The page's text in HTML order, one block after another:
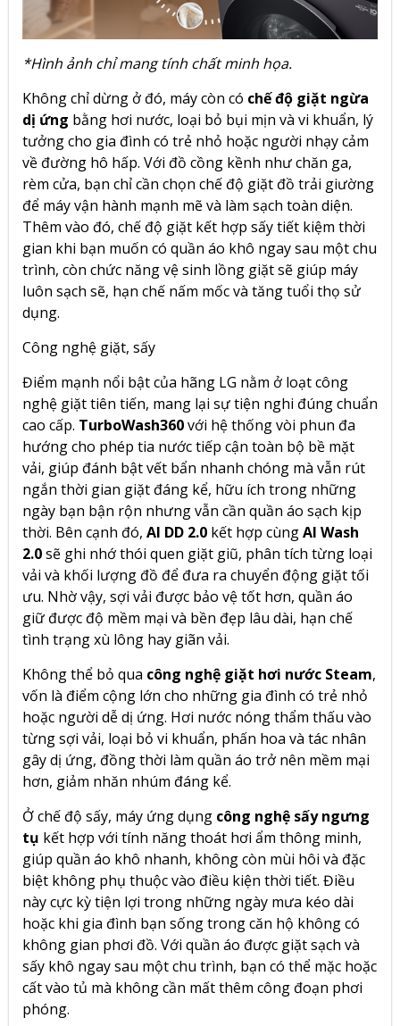
*Hình ảnh chỉ mang tính chất minh họa.
Không chỉ dừng ở đó, máy còn có chế độ giặt ngừa
dị ứng bằng hơi nước, loại bỏ bụi mịn và vi khuẩn, lý
tưởng cho gia đình có trẻ nhỏ hoặc người nhạy cảm
về đường hô hấp. Với đồ cồng kềnh như chăn ga,
rèm cửa, bạn chỉ cần chọn chế độ giặt đồ trải giường
để máy vận hành mạnh mẽ và làm sạch toàn diện.
Thêm vào đó, chế độ giặt kết hợp sấy tiết kiệm thời
gian khi bạn muốn có quần áo khô ngay sau một chu
trình, còn chức năng vệ sinh lồng giặt sẽ giúp máy
luôn sạch sẽ, hạn chế nấm mốc và tăng tuổi thọ sử
dụng.
Công nghệ giặt, sấy
Điểm mạnh nổi bật của hãng LG nằm ở loạt công
nghệ giặt tiên tiến, mang lại sự tiện nghi đúng chuẩn
cao cấp. TurboWash360với hệ thống vòi phun đa
hướng cho phép tia nước tiếp cận toàn bộ bề mặt
vải, giúp đánh bật vết bẩn nhanh chóng mà vẫn rút
ngắn thời gian giặt đáng kể, hữu ích trong những
ngày bạn bận rộn nhưng vẫn cần quần áo sạch kịp
thời. Bên cạnh đó, AI DD 2.0 kết hợp cùngAI Wash
2.0sẽ ghi nhớ thói quen giặt giũ, phân tích từng loại
vải và khối lượng đồ để đưa ra chuyển động giặt tối
ưu. Nhờ vậy, sợi vải được bảo vệ tốt hơn, quần áo
giữ được độ mềm mại và bền đẹp lâu dài, hạn chế
tình trạng xù lông hay giãn vải.
Không thể bỏ qua công nghệ giặt hơi nước Steam,
vốn là điểm cộng lớn cho những gia đình có trẻ nhỏ
hoặc người dễ dị ứng. Hơi nước nóng thẩm thấu vào
từng sợi vải, loại bỏ vi khuẩn, phấn hoa và tác nhân
gây dị ứng, đồng thời làm quần áo trở nên mềm mại
hơn, giảm nhăn nhúm đáng kể.
Ở chế độ sấy, máy ứng dụng công nghệ sấy ngưng
tụ kết hợp với tính năng thoát hơi ẩm thông minh,
giúp quần áo khô nhanh, không còn mùi hôi và đặc
biệt không phụ thuộc vào điều kiện thời tiết. Điều
này cực kỳ tiện lợi trong những ngày mưa kéo dài
hoặc khi gia đình bạn sống trong căn hộ không có
không gian phơi đồ. Với quần áo được giặt sạch và
sấy khô ngay sau một chu trình, bạn có thể mặc hoặc
cất vào tủ mà không cần mất thêm công đoạn phơi
phóng.